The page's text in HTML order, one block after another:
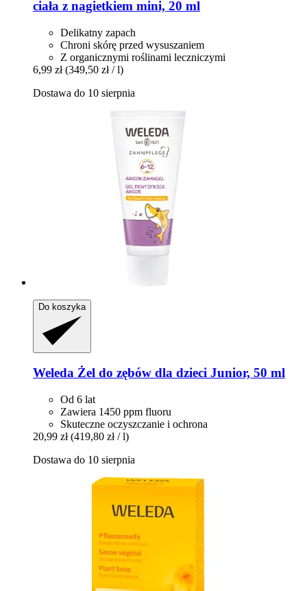
ciała z nagietkiem mini, 20 ml
Delikatny zapach
Chroni skórę przed wysuszaniem
Z organicznymi roślinami leczniczymi
6,99 zł (349,50 zł / l)
Dostawa do 10 sierpnia
Do koszyka
Weleda Żel do zębów dla dzieci Junior, 50 ml
Od 6 lat
Zawiera 1450 ppm fluoru
Skuteczne oczyszczanie i ochrona
20,99 zł (419,80 zł / l)
Dostawa do 10 sierpnia